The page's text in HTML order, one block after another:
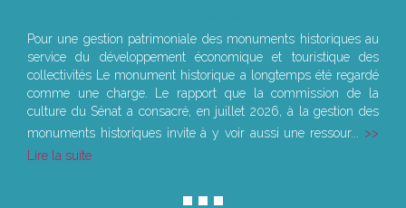
Pour une gestion patrimoniale des monuments historiques au
service du développement économique et touristique des
collectivités Le monument historique a longtemps été regardé
comme une charge. Le rapport que la commission de la
culture du Sénat a consacré, en juillet 2026, à la gestion des
monuments historiques invite à y voir aussi une ressour...
Lire la suite